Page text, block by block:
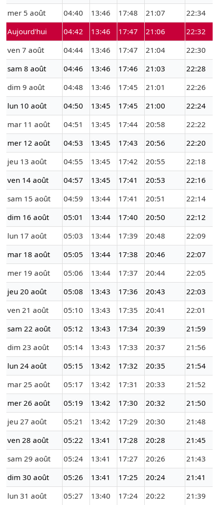
mer 5 août
04:40 13:46 17:48 21:07
22:34
Aujourd'hui
04:42 13:46 17:47 21:06
22:32
ven 7 août
04:44 13:46 17:47 21:04
22:30
sam 8 août
04:46 13:46 17:46 21:03
22:28
dim 9 août
04:48 13:46 17:45 21:01
22:26
lun 10 août
04:50 13:45 17:45 21:00
22:24
mar 11 août
04:51 13:45 17:44 20:58
22:22
mer 12 août
04:53 13:45 17:43 20:56
22:20
jeu 13 août
04:55 13:45 17:42 20:55
22:18
ven 14 août
04:57 13:45 17:41 20:53
22:16
sam 15 août
04:59 13:44 17:41 20:51
22:14
dim 16 août
05:01 13:44 17:40 20:50
22:12
lun 17 août
05:03 13:44 17:39 20:48
22:09
mar 18 août
05:05 13:44 17:38 20:46
22:07
mer 19 août
05:06 13:44 17:37 20:44
22:05
jeu 20 août
05:08 13:43 17:36 20:43
22:03
ven 21 août
05:10 13:43 17:35 20:41
22:01
sam 22 août
05:12 13:43 17:34 20:39
21:59
dim 23 août
05:14 13:43 17:33 20:37
21:56
lun 24 août
05:15 13:42 17:32 20:35
21:54
mar 25 août
05:17 13:42 17:31 20:33
21:52
mer 26 août
05:19 13:42 17:30 20:32
21:50
jeu 27 août
05:21 13:42 17:29 20:30
21:48
ven 28 août
05:22 13:41 17:28 20:28
21:45
sam 29 août
05:24 13:41 17:27 20:26
21:43
dim 30 août
05:26 13:41 17:25 20:24
21:41
lun 31 août
05:27 13:40 17:24 20:22 21:39